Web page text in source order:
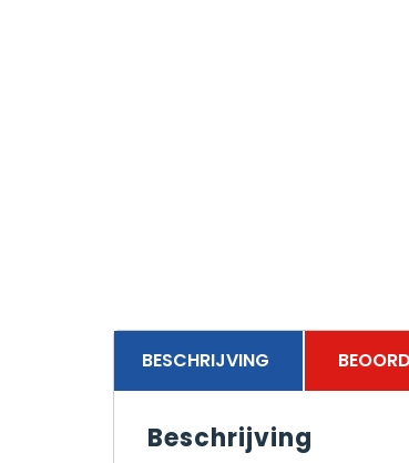
BESCHRIJVING
Beschrijving